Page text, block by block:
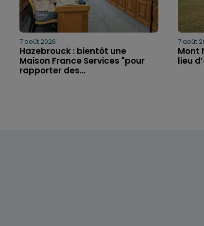
7 août 2026
Hazebrouck : bientôt une
Maison France Services "pour
rapporter des...
7 août
Mont
lieu